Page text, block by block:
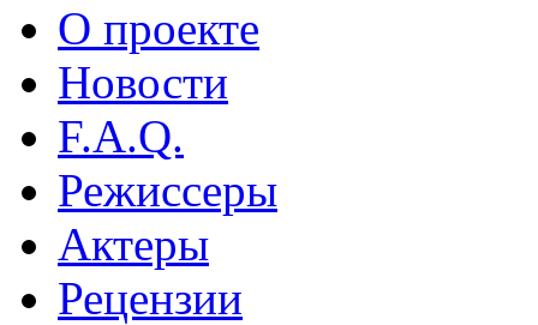
О проекте
Новости
F.A.Q.
Режиссеры
Актеры
Рецензии